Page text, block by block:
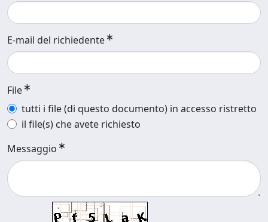
E-mail del richiedente
File
tutti i file (di questo documento) in accesso ristretto
il file(s) che avete richiesto
Messaggio